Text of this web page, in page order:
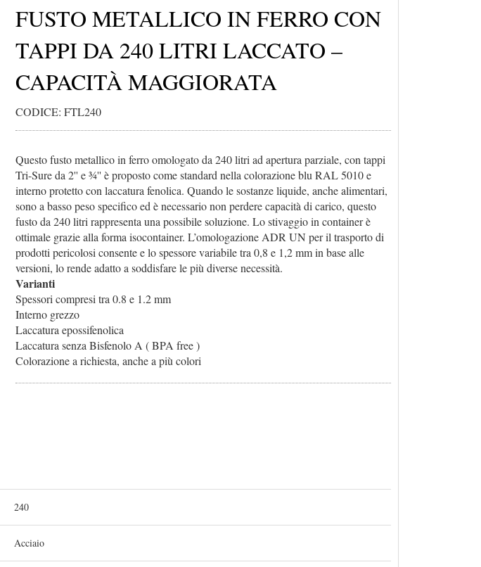
FUSTO METALLICO IN FERRO CON
TAPPI DA 240 LITRI LACCATO –
CAPACITÀ MAGGIORATA
CODICE: FTL240
Questo fusto metallico in ferro omologato da 240 litri ad apertura parziale, con tappi
Tri-Sure da 2'' e ¾'' è proposto come standard nella colorazione blu RAL 5010 e
interno protetto con laccatura fenolica. Quando le sostanze liquide, anche alimentari,
sono a basso peso specifico ed è necessario non perdere capacità di carico, questo
fusto da 240 litri rappresenta una possibile soluzione. Lo stivaggio in container è
ottimale grazie alla forma isocontainer. L’omologazione ADR UN per il trasporto di
prodotti pericolosi consente e lo spessore variabile tra 0,8 e 1,2 mm in base alle
versioni, lo rende adatto a soddisfare le più diverse necessità.
Varianti
Spessori compresi tra 0.8 e 1.2 mm
Interno grezzo
Laccatura epossifenolica
Laccatura senza Bisfenolo A ( BPA free )
Colorazione a richiesta, anche a più colori
240
Acciaio